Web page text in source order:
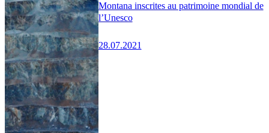
Montana inscrites au patrimoine mondial de
l’Unesco
28.07.2021